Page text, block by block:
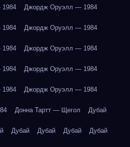
Джордж Оруэлл — 1984
Джордж Оруэлл — 1984
Джордж Оруэлл — 1984
Джордж Оруэлл — 1984
Джордж Оруэлл — 1984
Донна Тартт — Щегол Дубай
Дубай Дубай Дубай Дубай